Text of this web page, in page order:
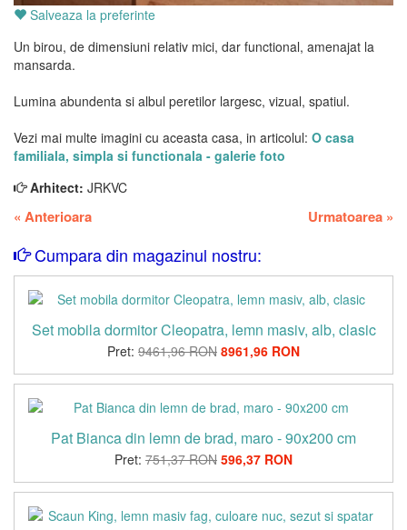
Salveaza la preferinte
Un birou, de dimensiuni relativ mici, dar functional, amenajat la
mansarda.
Lumina abundenta si albul peretilor largesc, vizual, spatiul.
Vezi mai multe imagini cu aceasta casa, in articolul: O casa
familiala, simpla si functionala - galerie foto
Arhitect: JRKVC
« Anterioara Urmatoarea »
Cumpara din magazinul nostru:
Set mobila dormitor Cleopatra, lemn masiv, alb, clasic
Pret: 9461,96 RON 8961,96 RON
Pat Bianca din lemn de brad, maro - 90x200 cm
Pret: 751,37 RON 596,37 RON